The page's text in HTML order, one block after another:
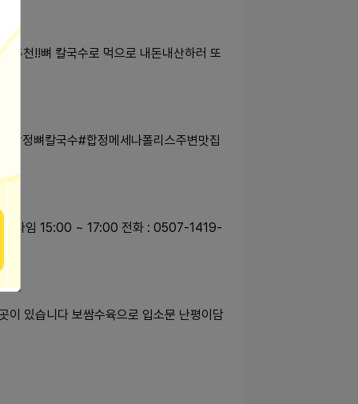
추천‼️뼈 칼국수로 먹으로 내돈내산하러 또
합정뼈칼국수#합정메세나폴리스주변맛집
크 타임 15:00 ~ 17:00 전화 : 0507-1419-
이 있습니다 보쌈수육으로 입소문 난평이담